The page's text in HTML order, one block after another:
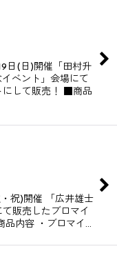
日(日)開催​​ 「田村升
ベント」会場にて
にして販売！ ■商品
祝)開催 「広井雄士
販売したブロマイ
品内容 ・ブロマイ…